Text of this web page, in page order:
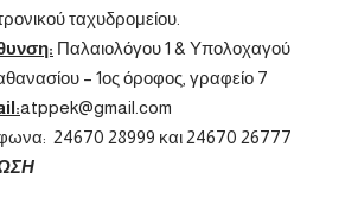
ταχυδρομείου.
Παλαιολόγου 1 & Υπολοχαγού
– 1ος όροφος, γραφείο 7
atppek@gmail.com
24670 28999 και 24670 26777